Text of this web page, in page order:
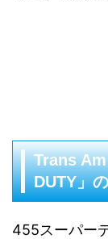
Trans
DUTY」
455スーパー